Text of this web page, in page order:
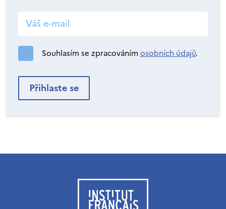
Souhlasím se zpracováním osobních údajů.